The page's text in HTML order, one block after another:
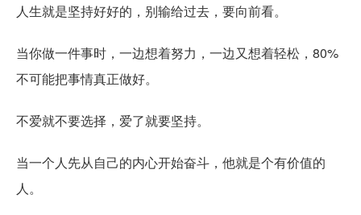
人生就是坚持好好的，别输给过去，要向前看。
当你做一件事时，一边想着努力，一边又想着轻松，80%
不可能把事情真正做好。
不爱就不要选择，爱了就要坚持。
当一个人先从自己的内心开始奋斗，他就是个有价值的
人。